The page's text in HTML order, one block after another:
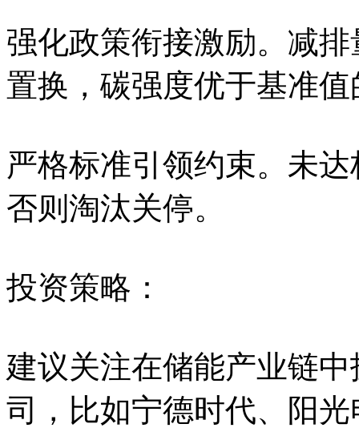
强化政策衔接激励。减
置换，碳强度优于基准
严格标准引领约束。未
否则淘汰关停。
投资策略：
建议关注在储能产业链
司，比如宁德时代、阳光